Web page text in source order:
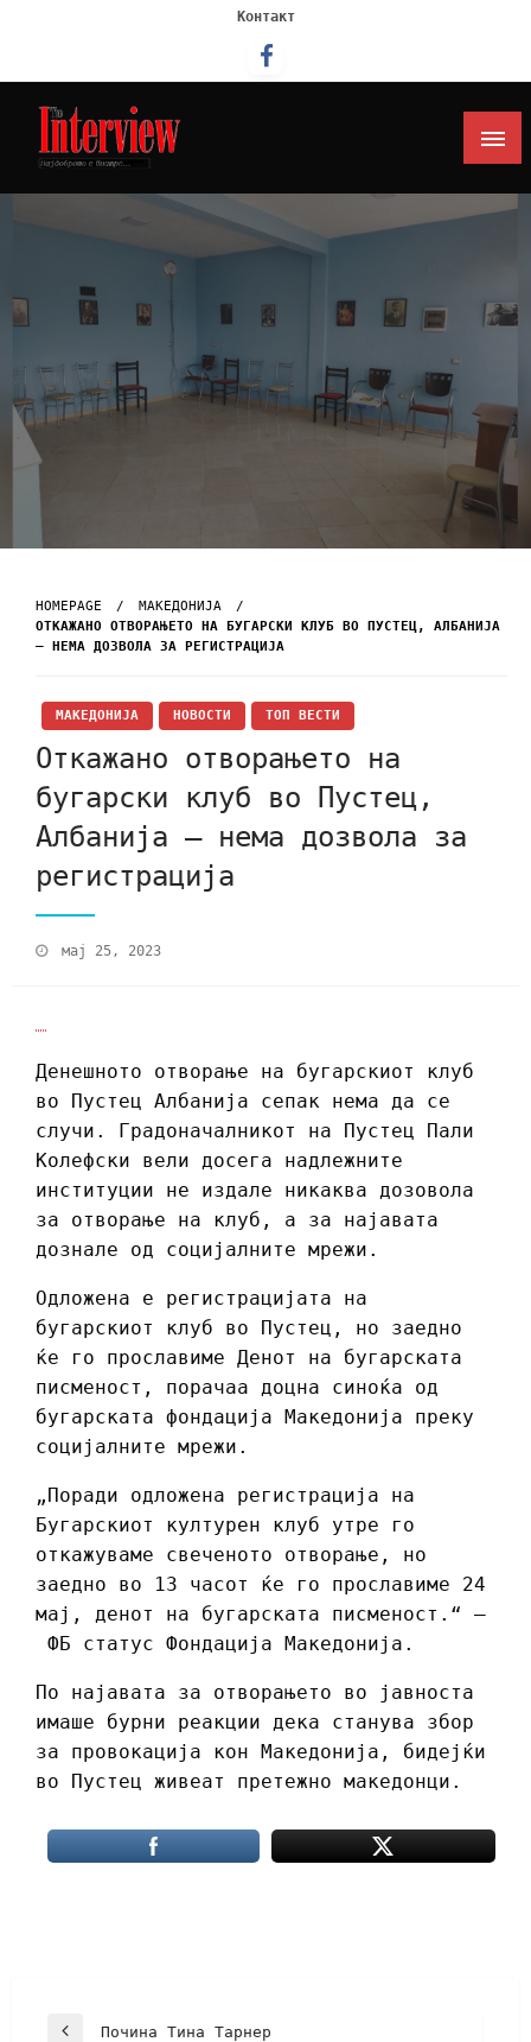
Контакт
Интервју
HOMEPAGE
МАКЕДОНИЈА
ОТКАЖАНО ОТВОРАЊЕТО НА БУГАРСКИ КЛУБ ВО ПУСТЕЦ, АЛБАНИЈА
– НЕМА ДОЗВОЛА ЗА РЕГИСТРАЦИЈА
МАКЕДОНИЈА НОВОСТИ ТОП ВЕСТИ
Откажано отворањето на
бугарски клуб во Пустец,
Албанија – нема дозвола за
регистрација
мај 25, 2023
Денешното отворање на бугарскиот клуб
во Пустец Албанија сепак нема да се
случи. Градоначалникот на Пустец Пали
Колефски вели досега надлежните
институции не издале никаква дозовола
за отворање на клуб, а за најавата
дознале од социјалните мрежи.
Oдложена е регистрацијата на
бугарскиот клуб во Пустец, но заедно
ќе го прославиме Денот на бугарската
писменост, порачаа доцна синоќа од
бугарската фондација Македонија преку
социјалните мрежи.
„Поради одложена регистрација на
Бугарскиот културен клуб утре го
откажуваме свеченото отворање, но
заедно во 13 часот ќе го прославиме 24
мај, денот на бугарската писменост.“ –
ФБ статус Фондација Македонија.
По најавата за отворањето во јавноста
имаше бурни реакции дека станува збор
за провокација кон Македонија, бидејќи
во Пустец живеат претежно македонци.
Почина Тина Тарнер